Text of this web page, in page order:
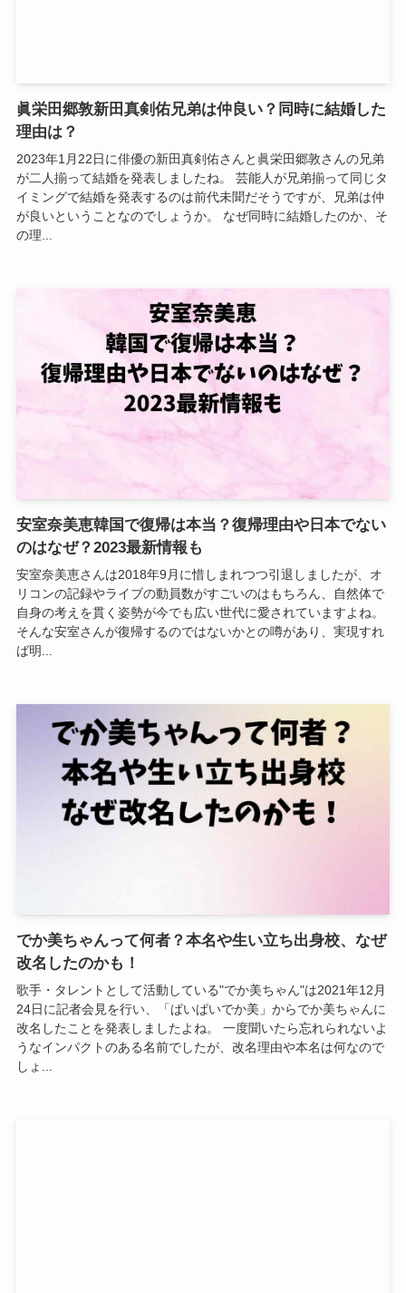
眞栄田郷敦新田真剣佑兄弟は仲良い？同時に結婚した
理由は？
2023年1月22日に俳優の新田真剣佑さんと眞栄田郷敦さんの兄弟
が二人揃って結婚を発表しましたね。 芸能人が兄弟揃って同じタ
イミングで結婚を発表するのは前代未聞だそうですが、兄弟は仲
が良いということなのでしょうか。 なぜ同時に結婚したのか、そ
の理...
安室奈美恵韓国で復帰は本当？復帰理由や日本でない
のはなぜ？2023最新情報も
安室奈美恵さんは2018年9月に惜しまれつつ引退しましたが、オ
リコンの記録やライブの動員数がすごいのはもちろん、自然体で
自身の考えを貫く姿勢が今でも広い世代に愛されていますよね。
そんな安室さんが復帰するのではないかとの噂があり、実現すれ
ば明...
でか美ちゃんって何者？本名や生い立ち出身校、なぜ
改名したのかも！
歌手・タレントとして活動している"でか美ちゃん"は2021年12月
24日に記者会見を行い、「ぱいぱいでか美」からでか美ちゃんに
改名したことを発表しましたよね。 一度聞いたら忘れられないよ
うなインパクトのある名前でしたが、改名理由や本名は何なので
しょ...